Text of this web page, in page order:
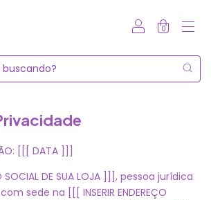
0
[[[ DATA ]]]
SOCIAL DE SUA LOJA ]]], pessoa jurídica
sede na [[[ INSERIR ENDEREÇO